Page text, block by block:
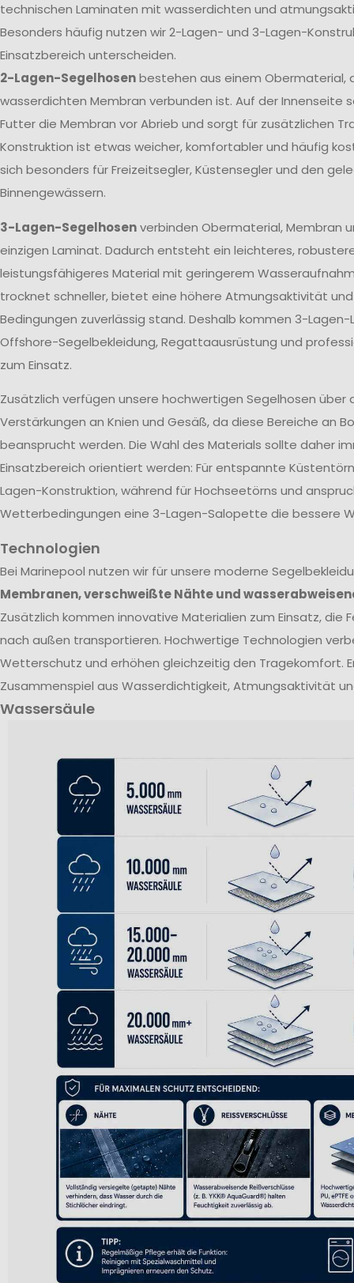
technischen Laminaten mit wasserdichten und
Besonders häufig nutzen wir 2-Lagen- und 3-Lagen-
Einsatzbereich unterscheiden.
2-Lagen-Segelhosenbestehen aus einem Obermaterial,
wasserdichten Membran verbunden ist. Auf der Innenseite
Futter die Membran vor Abrieb und sorgt für zusätzlichen
Konstruktion ist etwas weicher, komfortabler und häufig
sich besonders für Freizeitsegler, Küstensegler und den
Binnengewässern.
3-Lagen-Segelhosenverbinden Obermaterial, Membran
einzigen Laminat. Dadurch entsteht ein leichteres,
leistungsfähigeres Material mit geringerem
trocknet schneller, bietet eine höhere Atmungsaktivität
Bedingungen zuverlässig stand. Deshalb kommen 3-
Offshore-Segelbekleidung, Regattaausrüstung und
zum Einsatz.
Zusätzlich verfügen unsere hochwertigen Segelhosen über
Verstärkungen an Knien und Gesäß, da diese Bereiche an
beansprucht werden. Die Wahl des Materials sollte daher
Einsatzbereich orientiert werden: Für entspannte
Lagen-Konstruktion, während für Hochseetörns und
Wetterbedingungen eine 3-Lagen-Salopette die bessere
Technologien
Bei Marinepool nutzen wir für unsere moderne
Membranen, verschweißte Nähte und
Zusätzlich kommen innovative Materialien zum Einsatz, die
nach außen transportieren. Hochwertige Technologien
Wetterschutz und erhöhen gleichzeitig den Tragekomfort.
Zusammenspiel aus Wasserdichtigkeit, Atmungsaktivität
Wassersäule